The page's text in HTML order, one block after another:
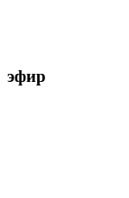
эфир